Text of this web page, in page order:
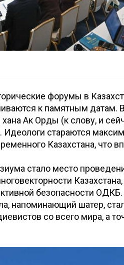
форумы в
к памятным датам.
Ак Орды (к слову, и
стараются
Казахстана, что
стало место
безопасности ОДКБ.
напоминающий шатер,
со всего мира, а